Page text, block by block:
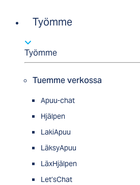
Työmme
Työmme
Tuemme verkossa
Apuu-chat
Hjälpen
LakiApuu
LäksyApuu
LäxHjälpen
Let’sChat